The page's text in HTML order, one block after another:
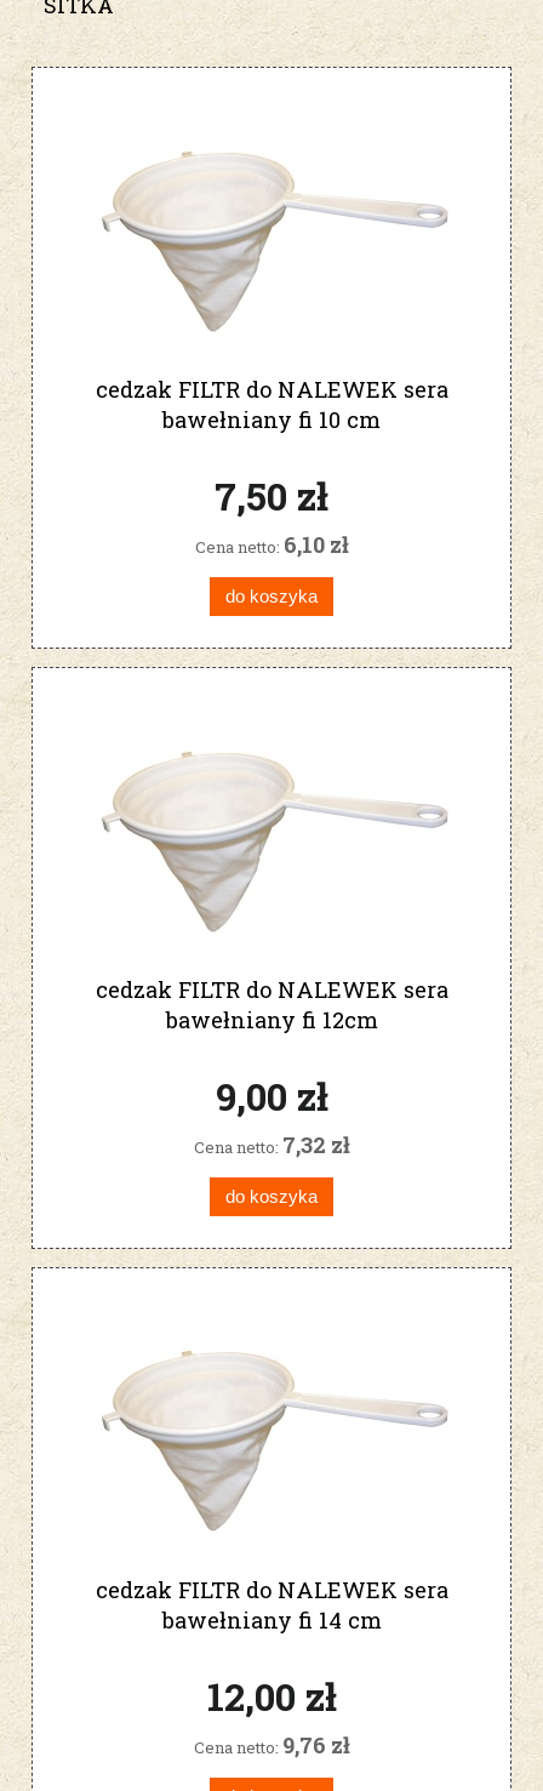
cedzak FILTR do NALEWEK sera
bawełniany fi 10 cm
7,50 zł
Cena netto: 6,10 zł
do koszyka
cedzak FILTR do NALEWEK sera
bawełniany fi 12cm
9,00 zł
Cena netto: 7,32 zł
do koszyka
cedzak FILTR do NALEWEK sera
bawełniany fi 14 cm
12,00 zł
Cena netto: 9,76 zł